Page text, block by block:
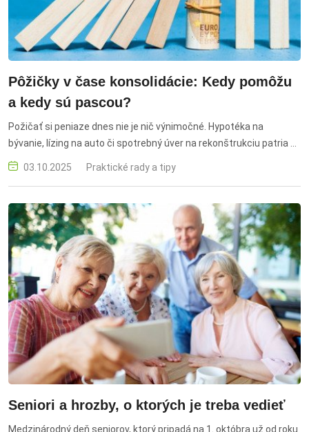
Pôžičky v čase konsolidácie: Kedy pomôžu
a kedy sú pascou?
Požičať si peniaze dnes nie je nič výnimočné. Hypotéka na
bývanie, lízing na auto či spotrebný úver na rekonštrukciu patria k
bežným súčastiam rodinných rozpočtov. Problém nastáva vtedy,
keď sa z pôžičiek stane nástroj na financovanie bežnej spotreby –
03.10.2025 Praktické rady a tipy
Seniori a hrozby, o ktorých je treba vedieť
Medzinárodný deň seniorov, ktorý pripadá na 1. októbra už od roku